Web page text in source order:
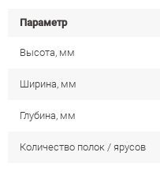
Параметр
Высота, мм
Ширина, мм
Глубина, мм
Количество полок / ярусов